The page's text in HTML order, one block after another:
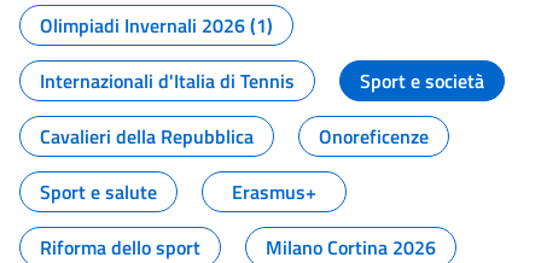
Olimpiadi Invernali 2026 (1)
Internazionali d'Italia di Tennis
Sport e società
Cavalieri della Repubblica
Onoreficenze
Sport e salute
Erasmus+
Riforma dello sport
Milano Cortina 2026